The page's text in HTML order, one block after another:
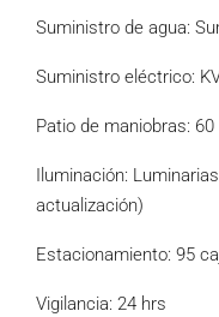
Suministro de agua:
Suministro eléctrico:
Patio de maniobras: 60
Iluminación:
actualización)
Estacionamiento: 95
Vigilancia: 24 hrs